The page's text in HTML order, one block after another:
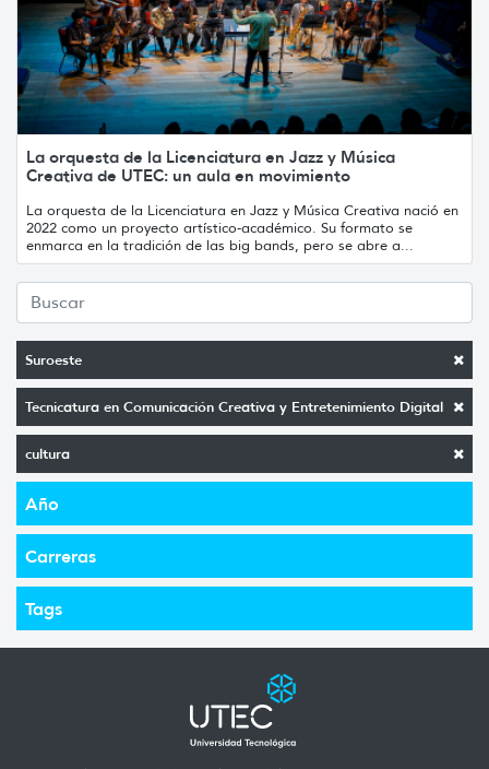
Suroeste
Tecnicatura en Comunicación Creativa y Entretenimiento Digital
cultura
Año
Carreras
Tags
La orquesta de la Licenciatura en Jazz y Música
Creativa de UTEC: un aula en movimiento
La orquesta de la Licenciatura en Jazz y Música Creativa nació en
2022 como un proyecto artístico-académico. Su formato se
enmarca en la tradición de las big bands, pero se abre a...